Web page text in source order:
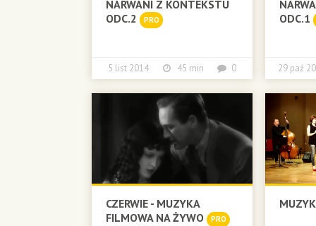
NARWANI Z KONTEKSTU
ODC.2
PRO
5 list 2014 45 min 0
ODC.1
29 paź
CZERWIE - MUZYKA
FILMOWA NA ŻYWO
PRO